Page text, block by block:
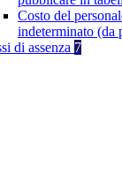
Costo del
indeterminato (da
di assenza 7